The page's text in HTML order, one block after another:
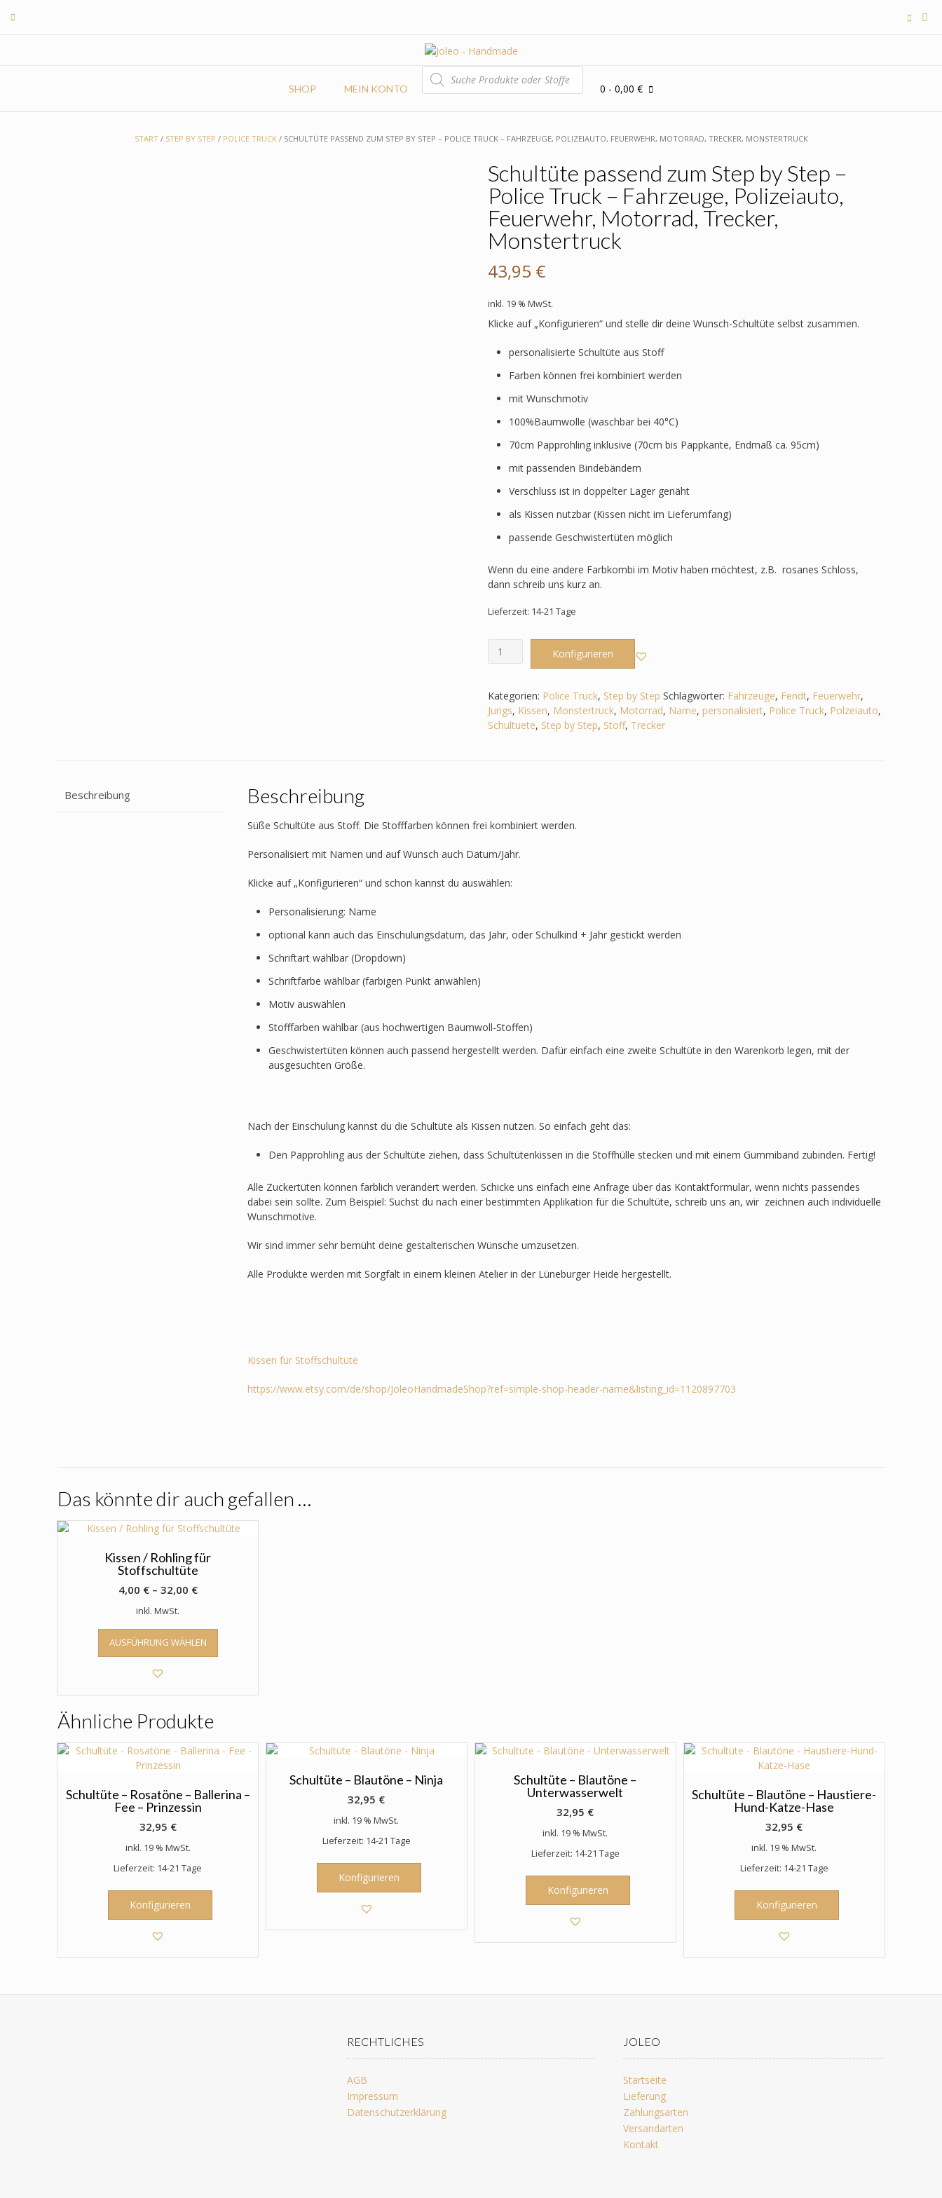
SHOP MEIN KONTO
PRODUCTS
SEARCH
0 - 0,00 €
START/ STEP BY STEP / POLICE TRUCK/ SCHULTÜTE PASSEND ZUM STEP BY STEP – POLICE TRUCK – FAHRZEUGE, POLIZEIAUTO, FEUERWEHR, MOTORRAD, TRECKER, MONSTERTRUCK
Schultüte passend zum Step by Step –
Police Truck – Fahrzeuge, Polizeiauto,
Feuerwehr, Motorrad, Trecker,
Monstertruck
43,95 €
inkl. 19 % MwSt.
Klicke auf „Konfigurieren“ und stelle dir deine Wunsch-Schultüte selbst zusammen.
personalisierte Schultüte aus Stoff
Farben können frei kombiniert werden
mit Wunschmotiv
100%Baumwolle (waschbar bei 40°C)
70cm Papprohling inklusive (70cm bis Pappkante, Endmaß ca. 95cm)
mit passenden Bindebändern
Verschluss ist in doppelter Lager genäht
als Kissen nutzbar (Kissen nicht im Lieferumfang)
passende Geschwistertüten möglich
Wenn du eine andere Farbkombi im Motiv haben möchtest, z.B. rosanes Schloss,
dann schreib uns kurz an.
Lieferzeit: 14-21 Tage
Schultüte
Step
by
Step
Feuerwehr,
Trecker,
Menge
Konfigurieren
Kategorien: Police Truck, Step by Step Schlagwörter: Fahrzeuge, Fendt, Feuerwehr,
Jungs, Kissen, Monstertruck, Motorrad, Name, personalisiert, Police Truck, Polzeiauto,
Schultuete, Step by Step, Stoff, Trecker
Beschreibung Beschreibung
Süße Schultüte aus Stoff. Die Stofffarben können frei kombiniert werden.
Personalisiert mit Namen und auf Wunsch auch Datum/Jahr.
Klicke auf „Konfigurieren“ und schon kannst du auswählen:
Personalisierung: Name
optional kann auch das Einschulungsdatum, das Jahr, oder Schulkind + Jahr gestickt werden
Schriftart wählbar (Dropdown)
Schriftfarbe wählbar (farbigen Punkt anwählen)
Motiv auswählen
Stofffarben wählbar (aus hochwertigen Baumwoll-Stoffen)
Geschwistertüten können auch passend hergestellt werden. Dafür einfach eine zweite Schultüte in den Warenkorb legen, mit der
ausgesuchten Größe.
Nach der Einschulung kannst du die Schultüte als Kissen nutzen. So einfach geht das:
Den Papprohling aus der Schultüte ziehen, dass Schultütenkissen in die Stoffhülle stecken und mit einem Gummiband zubinden. Fertig!
Alle Zuckertüten können farblich verändert werden. Schicke uns einfach eine Anfrage über das Kontaktformular, wenn nichts passendes
dabei sein sollte. Zum Beispiel: Suchst du nach einer bestimmten Applikation für die Schultüte, schreib uns an, wir zeichnen auch individuelle
Wunschmotive.
Wir sind immer sehr bemüht deine gestalterischen Wünsche umzusetzen.
Alle Produkte werden mit Sorgfalt in einem kleinen Atelier in der Lüneburger Heide hergestellt.
Kissen für Stoffschultüte
https://www.etsy.com/de/shop/JoleoHandmadeShop?ref=simple-shop-header-name&listing_id=1120897703
Das könnte dir auch gefallen …
Kissen / Rohling für
Stoffschultüte
4,00 €– 32,00 €
inkl. MwSt.
AUSFÜHRUNG WÄHLEN
Dieses
weist
können
Produktseite
Ähnliche Produkte
Schultüte – Rosatöne – Ballerina –
Fee – Prinzessin
32,95 €
inkl. 19 % MwSt.
Lieferzeit: 14-21 Tage
Konfigurieren
Schultüte – Blautöne – Ninja
32,95 €
inkl. 19 % MwSt.
Lieferzeit: 14-21 Tage
Konfigurieren
Schultüte – Blautöne –
Unterwasserwelt
32,95 €
inkl. 19 % MwSt.
Lieferzeit: 14-21 Tage
Konfigurieren
Schultüte – Blautöne – Haustiere-
Hund-Katze-Hase
32,95 €
inkl. 19 % MwSt.
Lieferzeit: 14-21 Tage
Konfigurieren
RECHTLICHES
AGB
Impressum
Datenschutzerklärung
JOLEO
Startseite
Lieferung
Zahlungsarten
Versandarten
Kontakt